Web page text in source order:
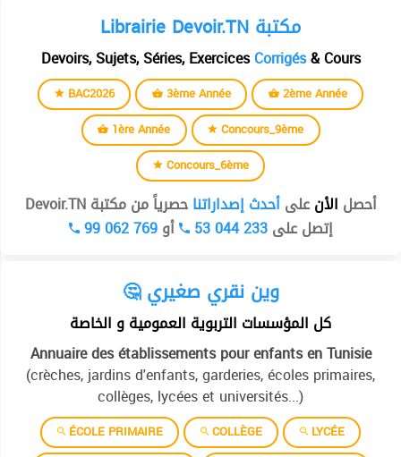
Librairie Devoir.TN مكتبة
Devoirs, Sujets, Séries, ExercicesCorrigés& Cours
BAC2026 3ème Année
2ème Année
1ère Année
Concours_9ème
Concours_6ème
أحصل الأنعلىأحدث إصداراتناحصرياً من مكتبة Devoir.TN
إتصل على53 044 233 أو99 062 769
🤔 وين نقري صغيري
كل المؤسسات التربوية العمومية و الخاصة
Annuaire des établissements pour enfants en Tunisie
(crèches, jardins d'enfants, garderies, écoles primaires,
collèges, lycées et universités...)
ÉCOLE PRIMAIRE COLLÈGE
LYCÉE